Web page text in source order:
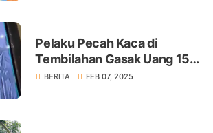
Pelaku Pecah Kaca di
Tembilahan Gasak Uang 150
Juta Rupiah
BERITA FEB 07, 2025